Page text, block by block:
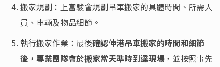
搬家規劃：上富駿會規劃吊車搬家的具體時間、所需人
員、車輛及物品細節。
執行搬家作業：最後確認伸港吊車搬家的時間和細節
後，專業團隊會於搬家當天準時到達現場，並按照事先